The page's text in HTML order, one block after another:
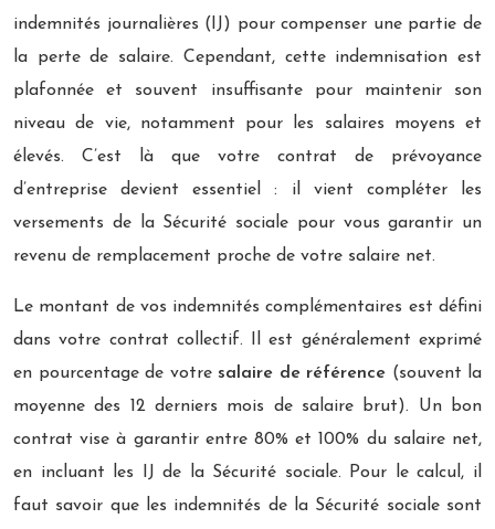
indemnités journalières (IJ) pour compenser une partie de
la perte de salaire. Cependant, cette indemnisation est
plafonnée et souvent insuffisante pour maintenir son
niveau de vie, notamment pour les salaires moyens et
élevés. C’est là que votre contrat de prévoyance
d’entreprise devient essentiel : il vient compléter les
versements de la Sécurité sociale pour vous garantir un
revenu de remplacement proche de votre salaire net.
Le montant de vos indemnités complémentaires est défini
dans votre contrat collectif. Il est généralement exprimé
en pourcentage de votre salaire de référence (souvent la
moyenne des 12 derniers mois de salaire brut). Un bon
contrat vise à garantir entre 80% et 100% du salaire net,
en incluant les IJ de la Sécurité sociale. Pour le calcul, il
faut savoir que les indemnités de la Sécurité sociale sont